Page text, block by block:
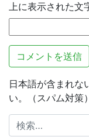
上に表示された文
日本語が含まれな
い。（スパム対策）
検
索: